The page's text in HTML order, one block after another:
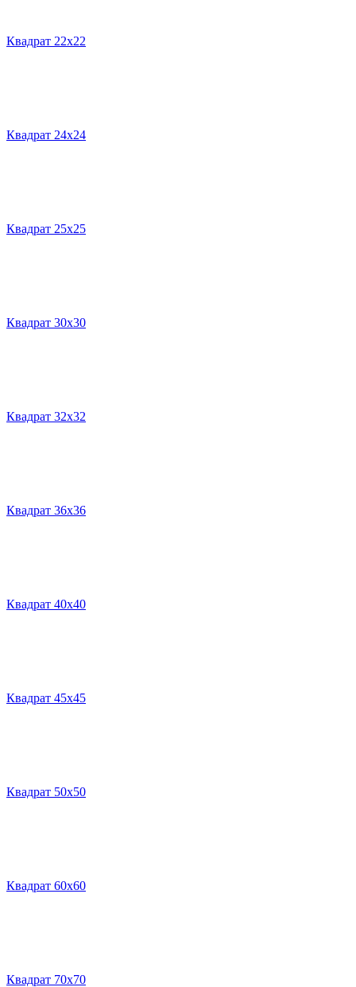
Квадрат 22х22
Квадрат 24х24
Квадрат 25х25
Квадрат 30х30
Квадрат 32х32
Квадрат 36х36
Квадрат 40х40
Квадрат 45х45
Квадрат 50х50
Квадрат 60х60
Квадрат 70х70